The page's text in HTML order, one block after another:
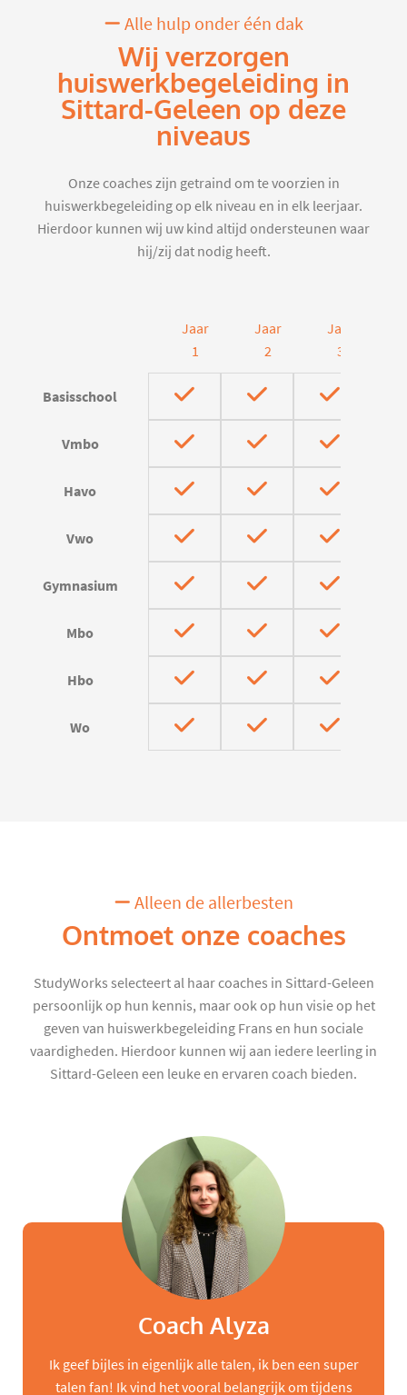
Alle hulp onder één dak
Wij verzorgen
huiswerkbegeleiding in
Sittard-Geleen op deze
niveaus
Onze coaches zijn getraind om te voorzien in
huiswerkbegeleiding op elk niveau en in elk leerjaar.
Hierdoor kunnen wij uw kind altijd ondersteunen waar
hij/zij dat nodig heeft.
Jaar
1
Jaar
2
Jaar
3
Basisschool
Vmbo
Havo
Vwo
Gymnasium
Mbo
Hbo
Wo
Alleen de allerbesten
Ontmoet onze coaches
StudyWorks selecteert al haar coaches in Sittard-Geleen
persoonlijk op hun kennis, maar ook op hun visie op het
geven van huiswerkbegeleiding Frans en hun sociale
vaardigheden. Hierdoor kunnen wij aan iedere leerling in
Sittard-Geleen een leuke en ervaren coach bieden.
Coach Alyza
Ik geef bijles in eigenlijk alle talen, ik ben een super
talen fan! Ik vind het vooral belangrijk om tijdens